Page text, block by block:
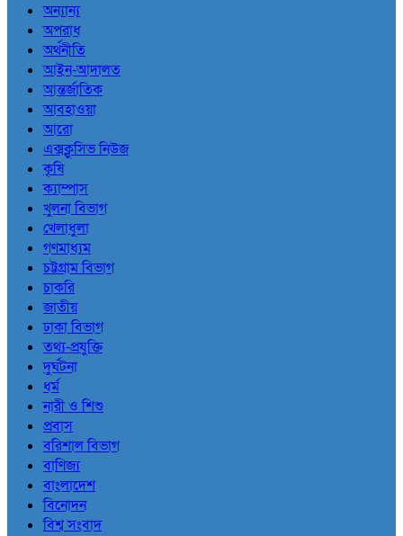
অন্যান্য
অপরাধ
অর্থনীতি
আইন-আদালত
আন্তর্জাতিক
আবহাওয়া
আরো
এক্সক্লুসিভ নিউজ
কৃষি
ক্যাম্পাস
খুলনা বিভাগ
খেলাধুলা
গণমাধ্যম
চট্টগ্রাম বিভাগ
চাকরি
জাতীয়
ঢাকা বিভাগ
তথ্য-প্রযুক্তি
দুর্ঘটনা
ধর্ম
নারী ও শিশু
প্রবাস
বরিশাল বিভাগ
বাণিজ্য
বাংলাদেশ
বিনোদন
বিশ্ব সংবাদ